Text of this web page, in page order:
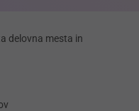
delovna mesta in